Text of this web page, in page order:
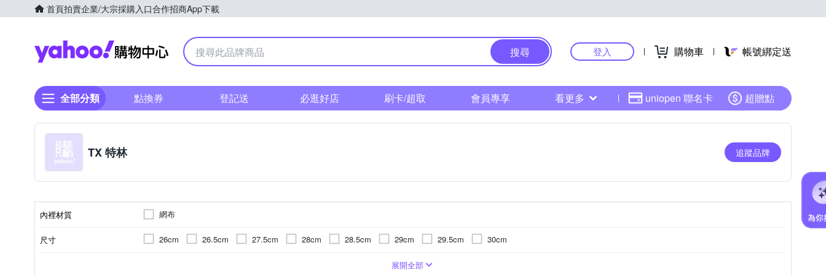
首頁拍賣企業/大宗採購入口合作招商App下載
Yahoo購物中心
搜尋 登入 購物車 帳號綁定送
全部分類 點換券 登記送 必逛好店 刷卡/超取 會員專享 看更多 uniopen 聯名卡 超贈點
TX 特林 追蹤品牌
內裡材質 網布
尺寸 26cm 26.5cm 27.5cm 28cm 28.5cm 29cm 29.5cm 30cm
展開全部